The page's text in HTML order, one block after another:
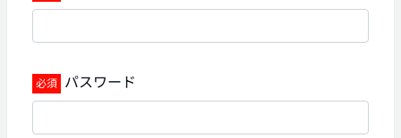
パスワード